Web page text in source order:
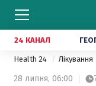
24 КАНАЛ
Health 24 Лікування
28 липня, 06:00